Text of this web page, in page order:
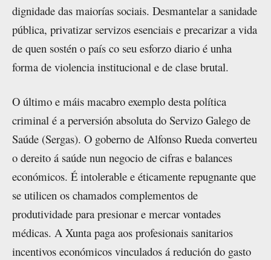
dignidade das maiorías sociais. Desmantelar a sanidade
pública, privatizar servizos esenciais e precarizar a vida
de quen sostén o país co seu esforzo diario é unha
forma de violencia institucional e de clase brutal.
O último e máis macabro exemplo desta política
criminal é a perversión absoluta do Servizo Galego de
Saúde (Sergas). O goberno de Alfonso Rueda converteu
o dereito á saúde nun negocio de cifras e balances
económicos. É intolerable e éticamente repugnante que
se utilicen os chamados complementos de
produtividade para presionar e mercar vontades
médicas. A Xunta paga aos profesionais sanitarios
incentivos económicos vinculados á redución do gasto